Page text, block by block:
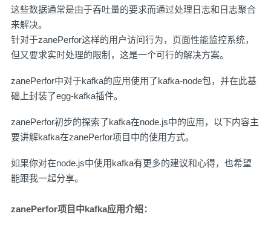
这些数据通常是由于吞吐量的要求而通过处理日志和日志聚合
来解决。
针对于zanePerfor这样的用户访问行为，页面性能监控系统，
但又要求实时处理的限制，这是一个可行的解决方案。
zanePerfor中对于kafka的应用使用了kafka-node包，并在此基
础上封装了egg-kafka插件。
zanePerfor初步的探索了kafka在node.js中的应用，以下内容主
要讲解kafka在zanePerfor项目中的使用方式。
如果你对在node.js中使用kafka有更多的建议和心得，也希望
能跟我一起分享。
zanePerfor项目中kafka应用介绍：